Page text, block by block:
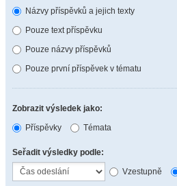
Názvy příspěvků a jejich texty
Pouze text příspěvku
Pouze názvy příspěvků
Pouze první příspěvek v tématu
Zobrazit výsledek jako:
Příspěvky
Témata
Seřadit výsledky podle:
Vzestupně